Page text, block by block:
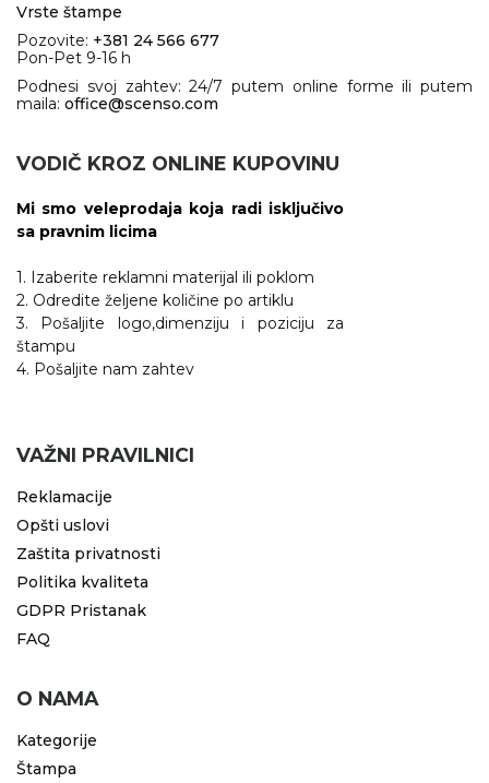
Vrste štampe
Pozovite: +381 24 566 677
Pon-Pet 9-16 h
Podnesi svoj zahtev: 24/7 putem online forme ili putem
maila: office@scenso.com
VODIČ KROZ ONLINE KUPOVINU
Mi smo veleprodaja koja radi isključivo
sa pravnim licima
1. Izaberite reklamni materijal ili poklom
2. Odredite željene količine po artiklu
3. Pošaljite logo,dimenziju i poziciju za
štampu
4. Pošaljite nam zahtev
VAŽNI PRAVILNICI
Reklamacije
Opšti uslovi
Zaštita privatnosti
Politika kvaliteta
GDPR Pristanak
FAQ
O NAMA
Kategorije
Štampa